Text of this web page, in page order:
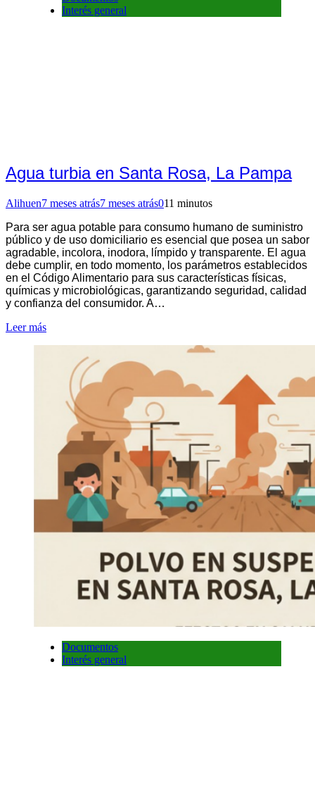
Interés general
Agua turbia en Santa Rosa, La Pampa
Alihuen7 meses atrás7 meses atrás011 minutos
Para ser agua potable para consumo humano de suministro
público y de uso domiciliario es esencial que posea un sabor
agradable, incolora, inodora, límpido y transparente. El agua
debe cumplir, en todo momento, los parámetros establecidos
en el Código Alimentario para sus características físicas,
químicas y microbiológicas, garantizando seguridad, calidad
y confianza del consumidor. A…
Leer más
Documentos
Interés general